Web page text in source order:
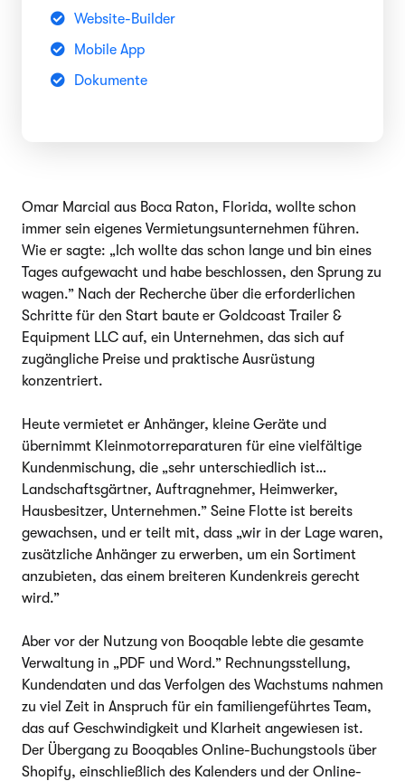
Website-Builder
Mobile App
Dokumente
Omar Marcial aus Boca Raton, Florida, wollte schon
immer sein eigenes Vermietungsunternehmen führen.
Wie er sagte: „Ich wollte das schon lange und bin eines
Tages aufgewacht und habe beschlossen, den Sprung zu
wagen.” Nach der Recherche über die erforderlichen
Schritte für den Start baute er Goldcoast Trailer &
Equipment LLC auf, ein Unternehmen, das sich auf
zugängliche Preise und praktische Ausrüstung
konzentriert.
Heute vermietet er Anhänger, kleine Geräte und
übernimmt Kleinmotorreparaturen für eine vielfältige
Kundenmischung, die „sehr unterschiedlich ist…
Landschaftsgärtner, Auftragnehmer, Heimwerker,
Hausbesitzer, Unternehmen.” Seine Flotte ist bereits
gewachsen, und er teilt mit, dass „wir in der Lage waren,
zusätzliche Anhänger zu erwerben, um ein Sortiment
anzubieten, das einem breiteren Kundenkreis gerecht
wird.”
Aber vor der Nutzung von Booqable lebte die gesamte
Verwaltung in „PDF und Word.” Rechnungsstellung,
Kundendaten und das Verfolgen des Wachstums nahmen
zu viel Zeit in Anspruch für ein familiengeführtes Team,
das auf Geschwindigkeit und Klarheit angewiesen ist.
Der Übergang zu Booqables Online-Buchungstools über
Shopify, einschließlich des Kalenders und der Online-